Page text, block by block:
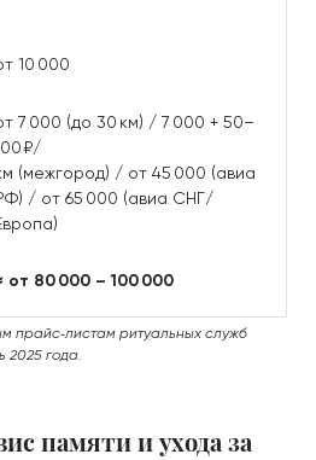
10 000
7 000 (до 30 км) / 7 000 + 50–
₽/
(межгород) / от 45 000 (авиа
/ от 65 000 (авиа СНГ/
от 80 000 – 100 000
прайс‑листам ритуальных служб
2025 года.
памяти и ухода за